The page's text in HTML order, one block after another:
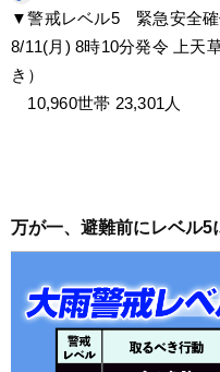
▼警戒レベル5　緊急安全
8/11(月) 8時10分発令 上天
き）
10,960世帯 23,301人
万が一、避難前にレベル5